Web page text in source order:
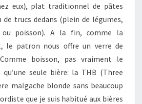
eux), plat traditionnel de pâtes
de trucs dedans (plein de légumes,
poisson). A la fin, comme la
le patron nous offre un verre de
boisson, pas vraiment le
seule bière: la THB (Three
malgache blonde sans beaucoup
que je suis habitué aux bières